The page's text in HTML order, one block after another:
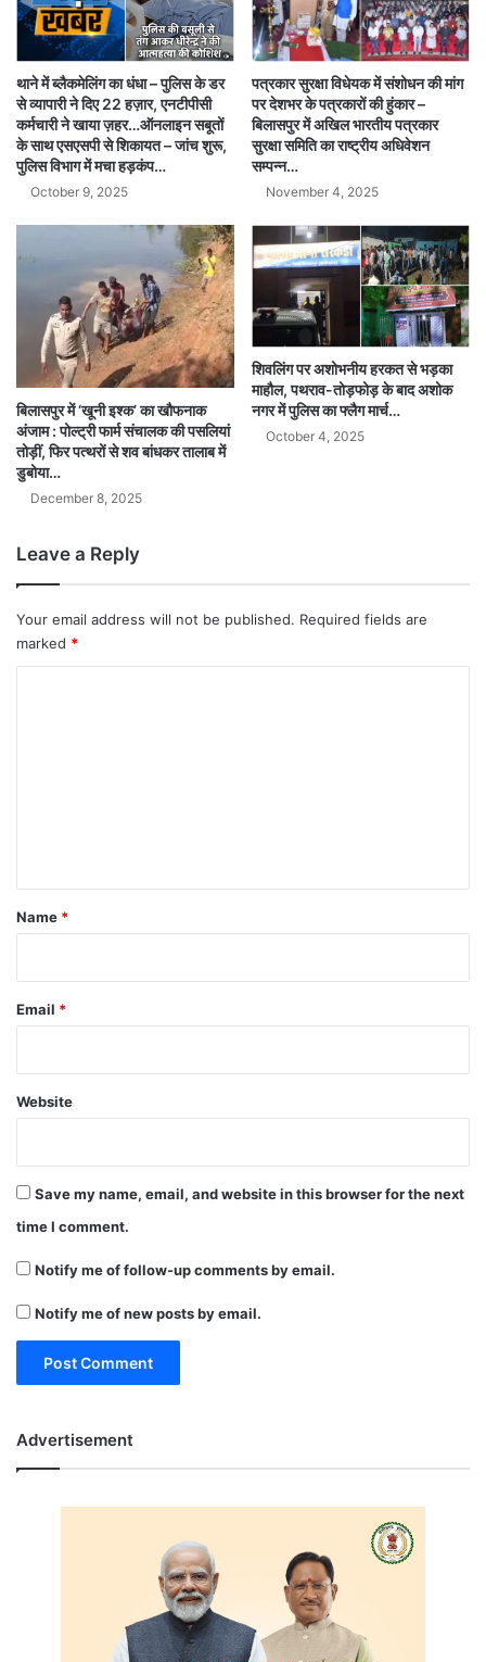
थाने में ब्लैकमेलिंग का धंधा – पुलिस के डर
से व्यापारी ने दिए 22 हज़ार, एनटीपीसी
कर्मचारी ने खाया ज़हर…ऑनलाइन सबूतों
के साथ एसएसपी से शिकायत – जांच शुरू,
पुलिस विभाग में मचा हड़कंप…
October 9, 2025
पत्रकार सुरक्षा विधेयक में संशोधन की मांग
पर देशभर के पत्रकारों की हुंकार –
बिलासपुर में अखिल भारतीय पत्रकार
सुरक्षा समिति का राष्ट्रीय अधिवेशन
सम्पन्न…
November 4, 2025
बिलासपुर में ‘खूनी इश्क’ का खौफनाक
अंजाम : पोल्ट्री फार्म संचालक की पसलियां
तोड़ीं, फिर पत्थरों से शव बांधकर तालाब में
डुबोया…
December 8, 2025
शिवलिंग पर अशोभनीय हरकत से भड़का
माहौल, पथराव-तोड़फोड़ के बाद अशोक
नगर में पुलिस का फ्लैग मार्च…
October 4, 2025
Leave a Reply
Your email address will not be published. Required fields are
marked *
*
Name *
Email *
Website
Save my name, email, and website in this browser for the next
time I comment.
Notify me of follow-up comments by email.
Notify me of new posts by email.
Advertisement